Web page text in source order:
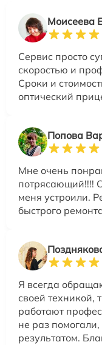
Моисеева
Сервис просто
скоростью и
Сроки и
оптический
Попова
Мне очень
потрясающий!!!!
меня устроили.
быстрого
Я всегда
своей техникой,
работают
не раз помогали,
результатом.